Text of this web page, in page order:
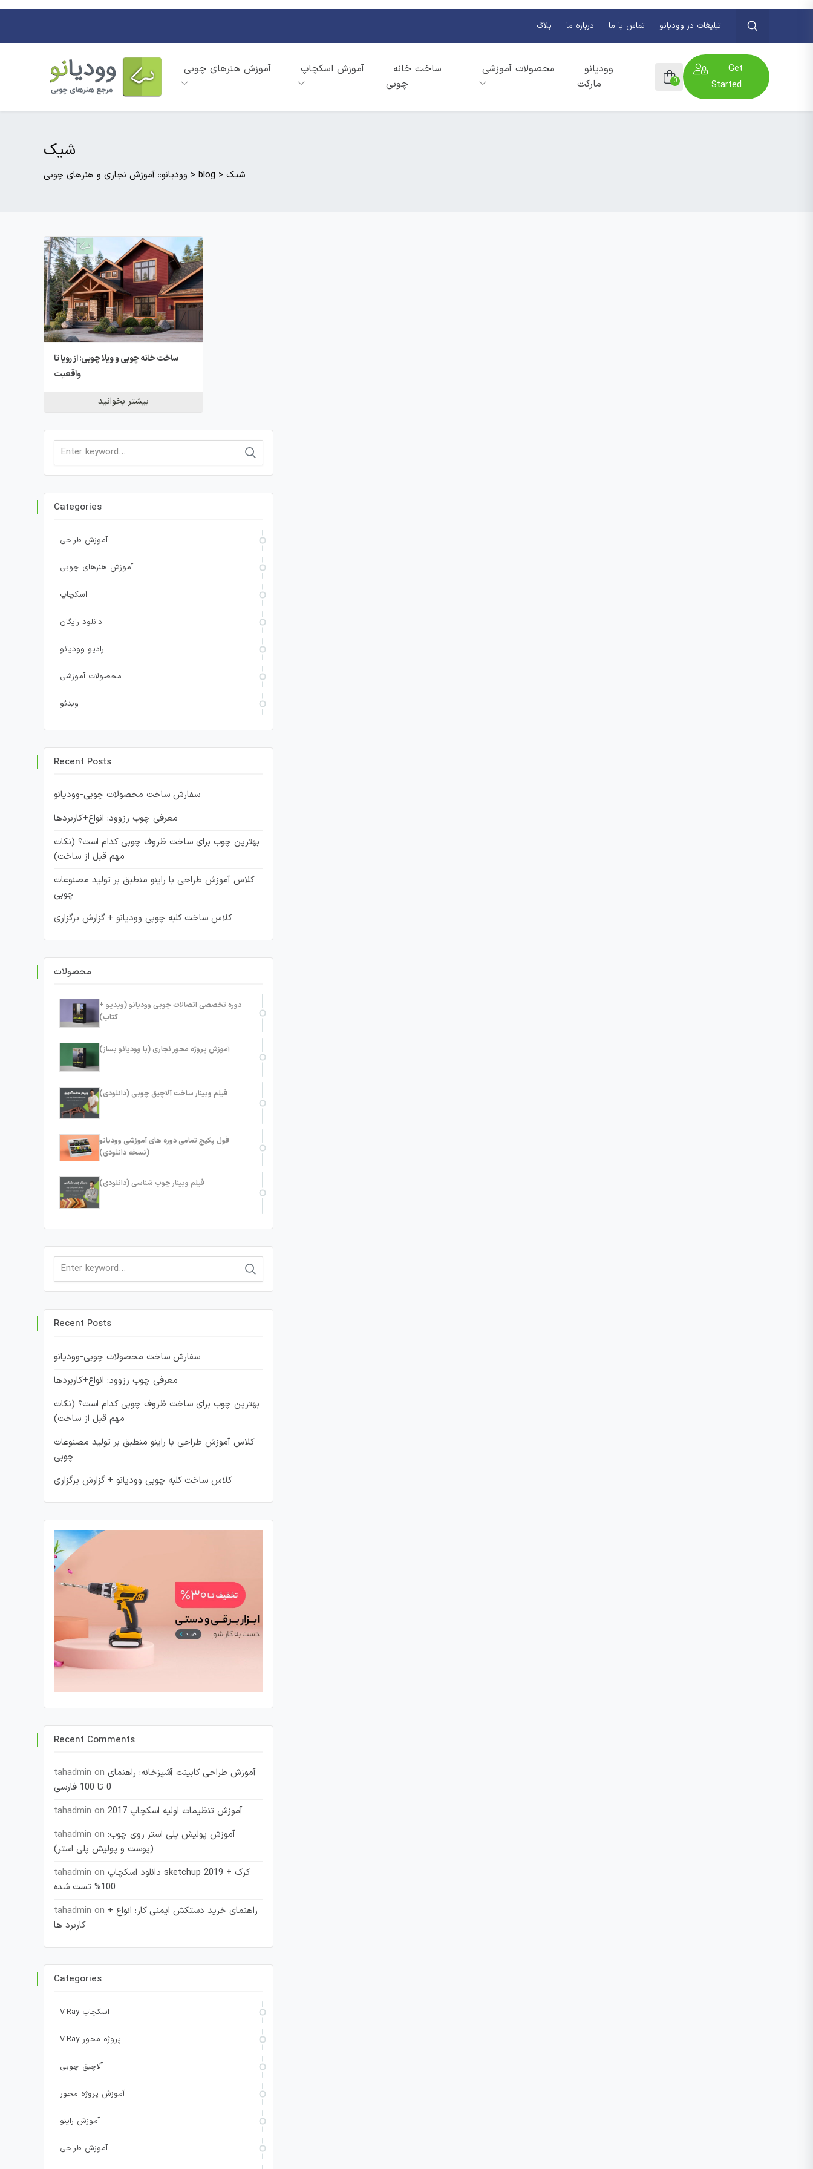
بلاگ درباره ما تماس با ما تبلیغات در وودیانو
آموزش هنرهای چوبی آموزش اسکچاپ
ساخت خانه
چوبی
محصولات آموزشی
وودیانو
مارکت
0
Get
Started
شیک
وودیانو:: آموزش نجاری و هنرهای چوبی > blog > شیک
ساخت خانه چوبی و ویلا چوبی: از رویا تا
واقعیت
بیشتر بخوانید
Search
Categories
آموزش طراحی
آموزش هنرهای چوبی
اسکچاپ
دانلود رایگان
رادیو وودیانو
محصولات آموزشی
ویدئو
Recent Posts
سفارش ساخت محصولات چوبی-وودیانو
معرفی چوب رزوود: انواع+کاربردها
بهترین چوب برای ساخت ظروف چوبی کدام است؟ (نکات
مهم قبل از ساخت)
کلاس آموزش طراحی با راینو منطبق بر تولید مصنوعات
چوبی
کلاس ساخت کلبه چوبی وودیانو + گزارش برگزاری
محصولات
دوره تخصصی اتصالات چوبی وودیانو (ویدیو +
کتاب)
آموزش پروژه محور نجاری (با وودیانو بساز)
فیلم وبینار ساخت آلاچیق چوبی (دانلودی)
فول پکیج تمامی دوره های آموزشی وودیانو
(نسخه دانلودی)
فیلم وبینار چوب شناسی (دانلودی)
Search
Recent Posts
سفارش ساخت محصولات چوبی-وودیانو
معرفی چوب رزوود: انواع+کاربردها
بهترین چوب برای ساخت ظروف چوبی کدام است؟ (نکات
مهم قبل از ساخت)
کلاس آموزش طراحی با راینو منطبق بر تولید مصنوعات
چوبی
کلاس ساخت کلبه چوبی وودیانو + گزارش برگزاری
Recent Comments
tahadmin on آموزش طراحی کابینت آشپزخانه: راهنمای
0 تا 100 فارسی
tahadmin on
آموزش تنظیمات اولیه اسکچاپ 2017
tahadmin on آموزش پولیش پلی استر روی چوب:
(پوست و پولیش پلی استر)
tahadmin on دانلود اسکچاپ sketchup 2019 + کرک
100% تست شده
tahadmin on راهنمای خرید دستکش ایمنی کار: انواع +
کاربرد ها
Categories
V-Ray اسکچاپ
V-Ray پروژه محور
آلاچیق چوبی
آموزش پروژه محور
آموزش راینو
آموزش طراحی